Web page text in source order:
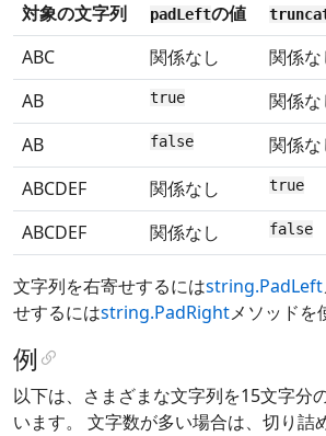
対象の文字列 padLeftの値
ABC
関係なし 関係な
AB
true 関係な
AB
false 関係な
ABCDEF
関係なし true
ABCDEF
関係なし false
文字列を右寄せするにはstring.PadLeft
せするにはstring.PadRightメソッドを
例
以下は、さまざまな文字列を15文字分
います。 文字数が多い場合は、切り詰